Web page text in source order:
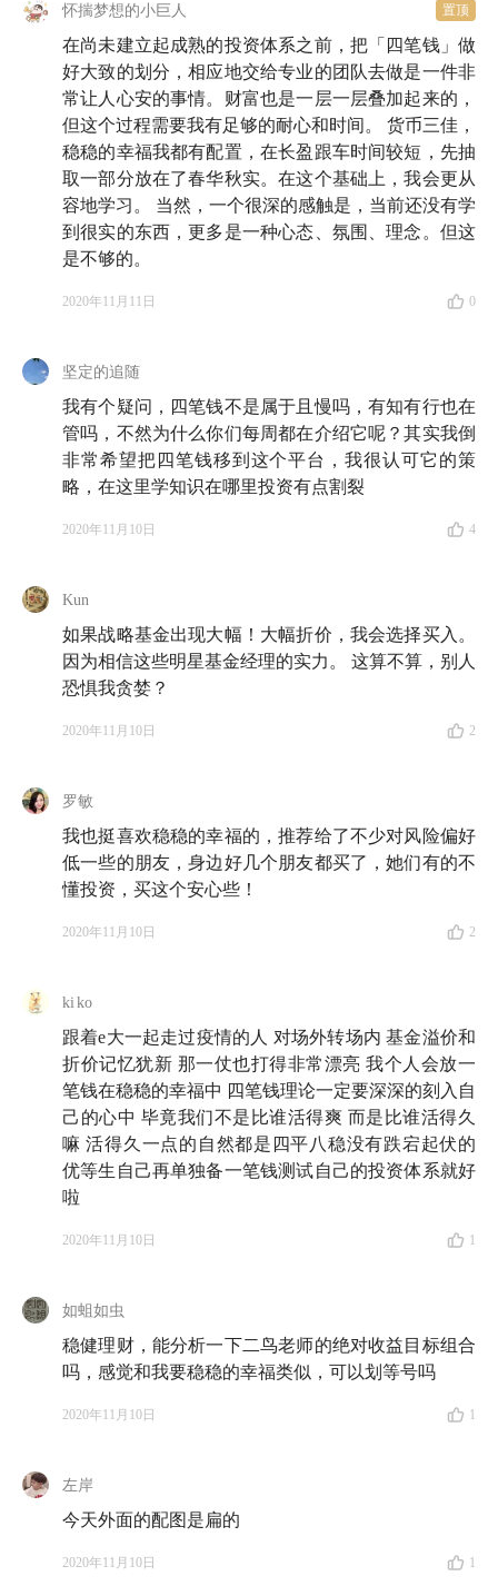
怀揣梦想的小巨人 置顶
在尚未建立起成熟的投资体系之前，把「四笔钱」做
好大致的划分，相应地交给专业的团队去做是一件非
常让人心安的事情。财富也是一层一层叠加起来的，
但这个过程需要我有足够的耐心和时间。 货币三佳，
稳稳的幸福我都有配置，在长盈跟车时间较短，先抽
取一部分放在了春华秋实。在这个基础上，我会更从
容地学习。 当然，一个很深的感触是，当前还没有学
到很实的东西，更多是一种心态、氛围、理念。但这
是不够的。
2020年11月11日 0
坚定的追随
我有个疑问，四笔钱不是属于且慢吗，有知有行也在
管吗，不然为什么你们每周都在介绍它呢？其实我倒
非常希望把四笔钱移到这个平台，我很认可它的策
略，在这里学知识在哪里投资有点割裂
2020年11月10日 4
Kun
如果战略基金出现大幅！大幅折价，我会选择买入。
因为相信这些明星基金经理的实力。 这算不算，别人
恐惧我贪婪？
2020年11月10日 2
罗敏
我也挺喜欢稳稳的幸福的，推荐给了不少对风险偏好
低一些的朋友，身边好几个朋友都买了，她们有的不
懂投资，买这个安心些！
2020年11月10日 2
ki ko
跟着e大一起走过疫情的人 对场外转场内 基金溢价和
折价记忆犹新 那一仗也打得非常漂亮 我个人会放一
笔钱在稳稳的幸福中 四笔钱理论一定要深深的刻入自
己的心中 毕竟我们不是比谁活得爽 而是比谁活得久
嘛 活得久一点的自然都是四平八稳没有跌宕起伏的
优等生自己再单独备一笔钱测试自己的投资体系就好
啦
2020年11月10日 1
如蛆如虫
稳健理财，能分析一下二鸟老师的绝对收益目标组合
吗，感觉和我要稳稳的幸福类似，可以划等号吗
2020年11月10日 1
左岸
今天外面的配图是扁的
2020年11月10日 1